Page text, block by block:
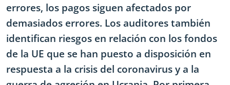
errores, los pagos siguen afectados por
demasiados errores. Los auditores también
identifican riesgos en relación con los fondos
de la UE que se han puesto a disposición en
respuesta a la crisis del coronavirus y a la